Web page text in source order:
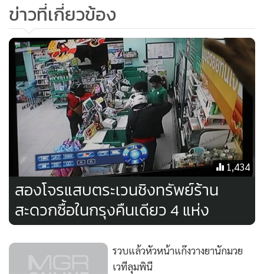
ข่าวที่เกี่ยวข้อง
1,434
สองโจรแสบตระเวนชิงทรัพย์ร้าน
สะดวกซื้อในกรุงคืนเดียว 4 แห่ง
รวบแล้วหัวหน้าแก๊งวางยานักมวย
เวทีลุมพินี